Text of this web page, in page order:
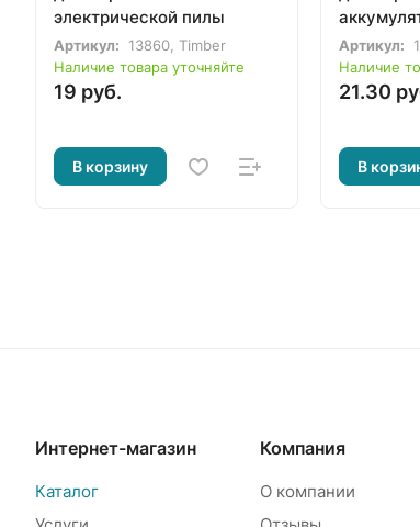
электрической пилы
Артикул:
13860, Timber
Наличие товара уточняйте
19 руб.
В корзину
Артикул:
Наличие
21.30
В
Интернет-магазин
Каталог
Компания
О компании